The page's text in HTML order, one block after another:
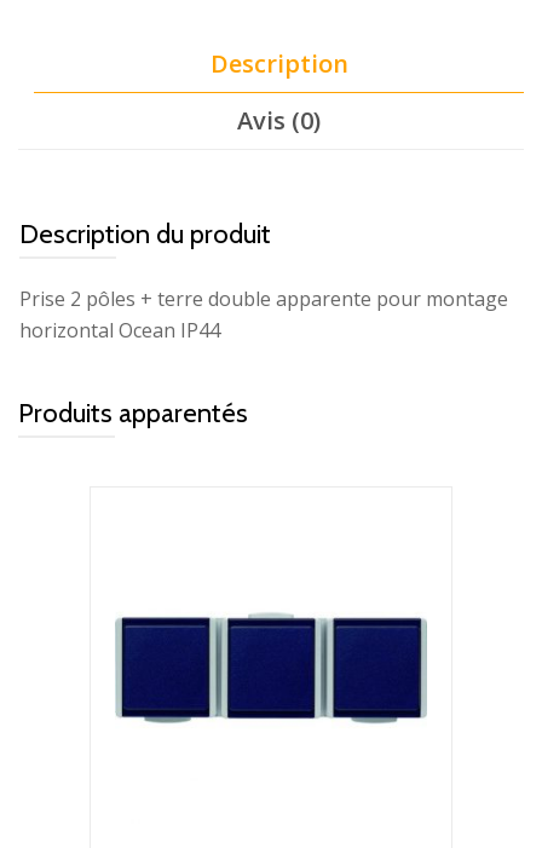
Description
Avis (0)
Description du produit
Prise 2 pôles + terre double apparente pour montage
horizontal Ocean IP44
Produits apparentés